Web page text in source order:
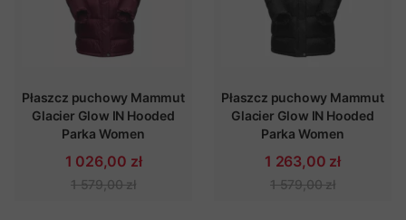
Płaszcz puchowy Mammut
Glacier Glow IN Hooded
Parka Women
1 026,00 zł
1 579,00 zł
Płaszcz puchowy Mammut
Glacier Glow IN Hooded
Parka Women
1 263,00 zł
1 579,00 zł